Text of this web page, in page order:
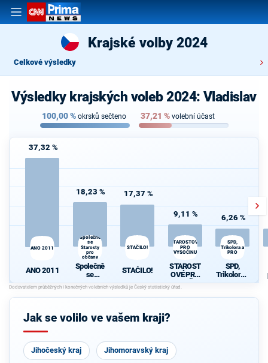
Krajské volby 2024
Celkové výsledky
Výsledky krajských voleb 2024: Vladislav
100,00% okrsků sečteno 37,21 % volební účast
37,32 %
ANO 2011
ANO 2011
18,23 %
Společně
se
Starosty
pro
občany
Společně
se
Starosty
pro občany
17,37 %
STAČILO!
STAČILO!
9,11 %
STAROSTOVÉ
PRO
VYSOČINU
STAROST
OVÉ PRO
VYSOČIN
6,26 %
SPD,
Trikolora a
PRO
SPD,
Trikolora a
PRO
Jak se volilo ve vašem kraji?
Jihočeský kraj Jihomoravský kraj